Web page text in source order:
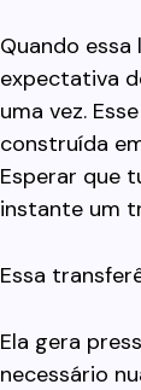
Quando
expectativa
uma vez.
construída
Esperar que
instante um
Essa
Ela gera
necessário